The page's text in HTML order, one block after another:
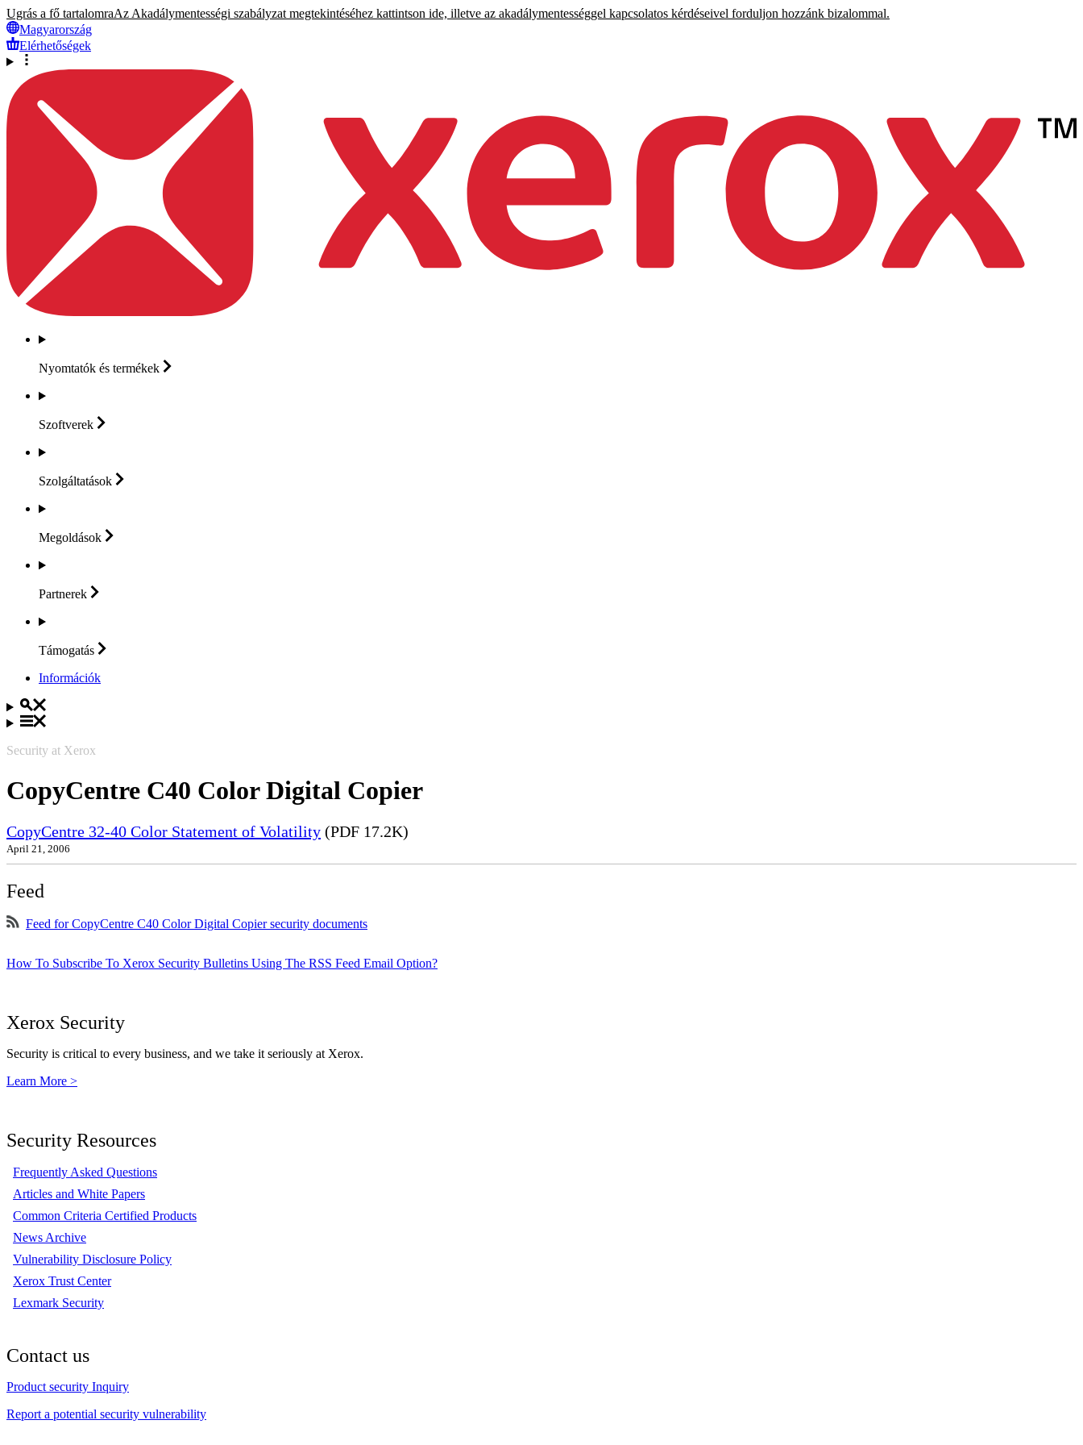
Ugrás a fő tartalomraAz Akadálymentességi szabályzat megtekintéséhez kattintson ide, illetve az akadálymentességgel kapcsolatos kérdéseivel forduljon hozzánk bizalommal.
Magyarország
Elérhetőségek
Nyomtatók és termékek
Szoftverek
Szolgáltatások
Megoldások
Partnerek
Támogatás
Információk
Security at Xerox
CopyCentre C40 Color Digital Copier
CopyCentre 32-40 Color Statement of Volatility (PDF 17.2K)
April 21, 2006
Feed
Feed for CopyCentre C40 Color Digital Copier security documents
How To Subscribe To Xerox Security Bulletins Using The RSS Feed Email Option?
Xerox Security
Security is critical to every business, and we take it seriously at Xerox.
Learn More >
Security Resources
Frequently Asked Questions
Articles and White Papers
Common Criteria Certified Products
News Archive
Vulnerability Disclosure Policy
Xerox Trust Center
Lexmark Security
Contact us
Product security Inquiry
Report a potential security vulnerability